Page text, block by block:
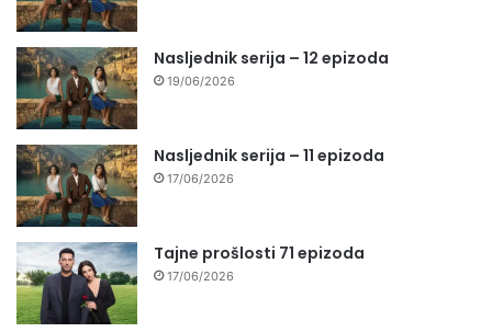
Nasljednik serija – 12 epizoda
19/06/2026
Nasljednik serija – 11 epizoda
17/06/2026
Tajne prošlosti 71 epizoda
17/06/2026